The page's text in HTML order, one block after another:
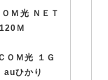
Ｍ光 ＮＥＴ
120Ｍ
ＯＭ光 １Ｇ
ひかり